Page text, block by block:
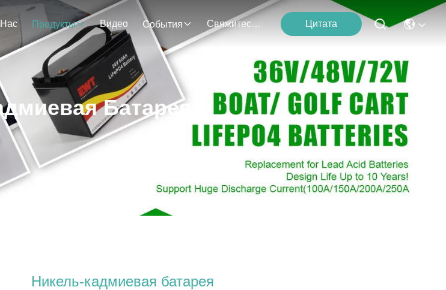
Продукты Видео События Свяжитесь С Нами Цитата
Батарея
Никель-кадмиевая батарея